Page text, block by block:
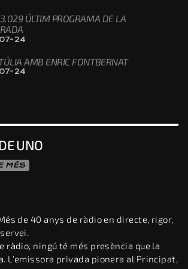
ÚLTIM PROGRAMA DE LA
24
AMB ENRIC FONTBERNAT
24
UNO
MÉS
de 40 anys de ràdio en directe, rigor,
ràdio, ningú té més presència que la
L’emissora privada pionera al Principat,